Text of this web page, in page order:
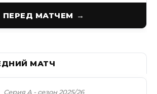
ПЕРЕД МАТЧЕМ
Серия А - сезон 2025/26